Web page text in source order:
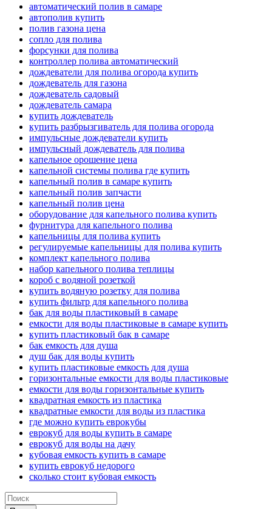
автоматический полив в самаре
автополив купить
полив газона цена
сопло для полива
форсунки для полива
контроллер полива автоматический
дождеватели для полива огорода купить
дождеватель для газона
дождеватель садовый
дождеватель самара
купить дождеватель
купить разбрызгиватель для полива огорода
импульсные дождеватели купить
импульсный дождеватель для полива
капельное орошение цена
капельной системы полива где купить
капельный полив в самаре купить
капельный полив запчасти
капельный полив цена
оборудование для капельного полива купить
фурнитура для капельного полива
капельницы для полива купить
регулируемые капельницы для полива купить
комплект капельного полива
набор капельного полива теплицы
короб с водяной розеткой
купить водяную розетку для полива
купить фильтр для капельного полива
бак для воды пластиковый в самаре
емкости для воды пластиковые в самаре купить
купить пластиковый бак в самаре
бак емкость для душа
душ бак для воды купить
купить пластиковые емкость для душа
горизонтальные емкости для воды пластиковые
емкости для воды горизонтальные купить
квадратная емкость из пластика
квадратные емкости для воды из пластика
где можно купить еврокубы
еврокуб для воды купить в самаре
еврокуб для воды на дачу
кубовая емкость купить в самаре
купить еврокуб недорого
сколько стоит кубовая емкость